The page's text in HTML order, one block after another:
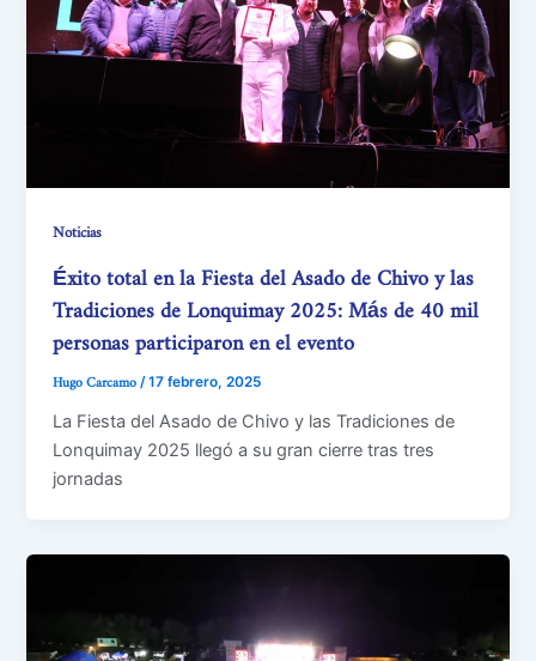
Noticias
Éxito total en la Fiesta del Asado de Chivo y las
Tradiciones de Lonquimay 2025: Más de 40 mil
personas participaron en el evento
Hugo Carcamo/17 febrero, 2025
La Fiesta del Asado de Chivo y las Tradiciones de
Lonquimay 2025 llegó a su gran cierre tras tres
jornadas